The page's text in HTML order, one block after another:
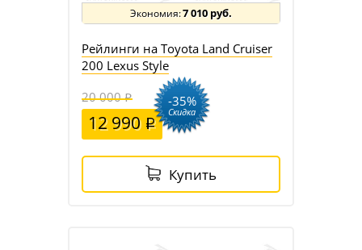
7 010 руб.
Рейлинги на Toyota Land Cruiser
200 Lexus Style
20 000
12 990
-35%
Скидка
Купить